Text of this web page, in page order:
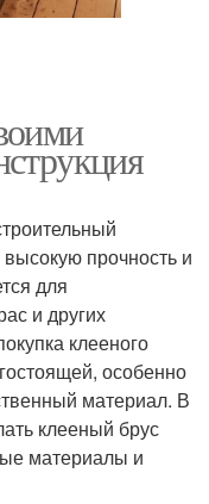
прочность и
для
и других
клееного
особенно
материал. В
клееный брус
материалы и